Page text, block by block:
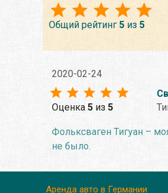
Общий рейтинг 5 из 5
2020-02-24
Оценка 5 из 5
Фольксваген Тигуан –
не было.
Аренда авто в Германии